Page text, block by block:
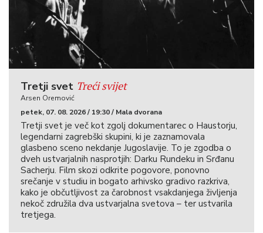
Tretji svet Treći svijet
Arsen Oremović
petek, 07. 08. 2026 / 19:30 / Mala dvorana
Tretji svet je več kot zgolj dokumentarec o Haustorju,
legendarni zagrebški skupini, ki je zaznamovala
glasbeno sceno nekdanje Jugoslavije. To je zgodba o
dveh ustvarjalnih nasprotjih: Darku Rundeku in Srđanu
Sacherju. Film skozi odkrite pogovore, ponovno
srečanje v studiu in bogato arhivsko gradivo razkriva,
kako je občutljivost za čarobnost vsakdanjega življenja
nekoč združila dva ustvarjalna svetova – ter ustvarila
tretjega.